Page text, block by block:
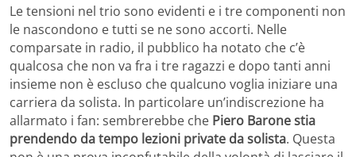
Le tensioni nel trio sono evidenti e i tre componenti non
le nascondono e tutti se ne sono accorti. Nelle
comparsate in radio, il pubblico ha notato che c’è
qualcosa che non va fra i tre ragazzi e dopo tanti anni
insieme non è escluso che qualcuno voglia iniziare una
carriera da solista. In particolare un’indiscrezione ha
allarmato i fan: sembrerebbe che Piero Barone stia
prendendo da tempo lezioni private da solista. Questa